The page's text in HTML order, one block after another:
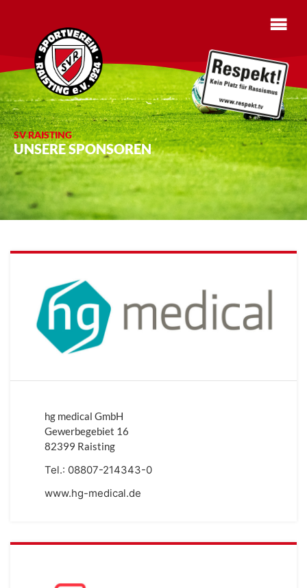
SV RAISTING
UNSERE SPONSOREN
hg medical GmbH
Gewerbegebiet 16
82399 Raisting
Tel.: 08807-214343-0
www.hg-medical.de